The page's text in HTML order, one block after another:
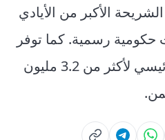
الأكبر من الأيادي
حكومية رسمية. كما توفر
الثروة الحيوانية الدخل الرئيسي لأكثر من 3.2 مليون